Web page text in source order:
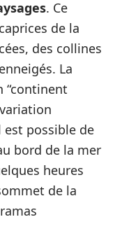
. Ce
de la
des collines
La
“continent
est possible de
bord de la mer
heures
de la